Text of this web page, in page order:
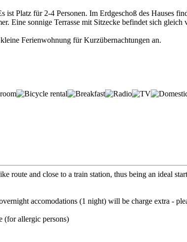
ist Platz für 2-4 Personen. Im Erdgeschoß des Hauses
Eine sonnige Terrasse mit Sitzecke befindet sich gleich
Ferienwohnung für Kurzübernachtungen an.
route and close to a train station, thus being an ideal
accomodations (1 night) will be charge extra -
(for allergic persons)